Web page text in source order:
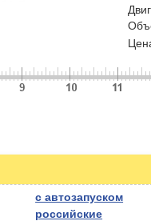
с автозапуском
российские